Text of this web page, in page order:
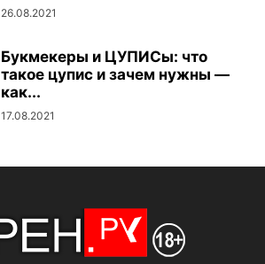
26.08.2021
Букмекеры и ЦУПИСы: что
такое цупис и зачем нужны —
как...
17.08.2021